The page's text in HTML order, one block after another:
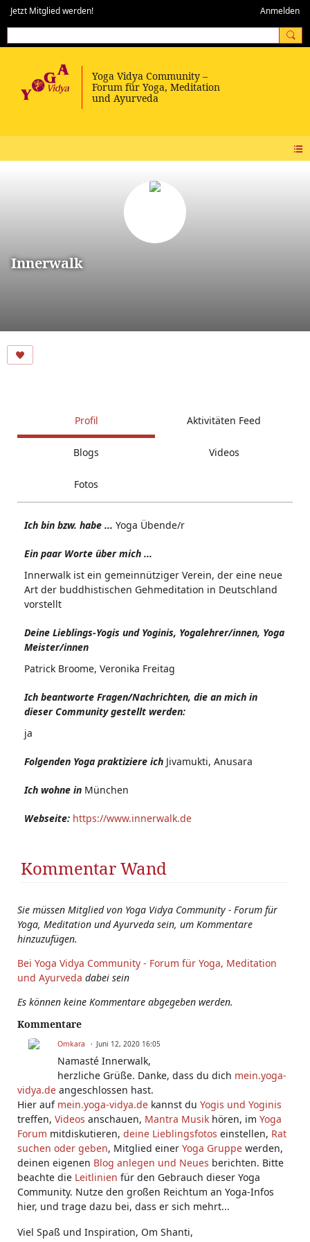
Jetzt Mitglied werden! Anmelden
Innerwalk
Profil Aktivitäten Feed
Blogs Videos
Fotos
Ich bin bzw. habe ... Yoga Übende/r
Ein paar Worte über mich ...
Innerwalk ist ein gemeinnütziger Verein, der eine neue
Art der buddhistischen Gehmeditation in Deutschland
vorstellt
Deine Lieblings-Yogis und Yoginis, Yogalehrer/innen, Yoga
Meister/innen
Patrick Broome, Veronika Freitag
Ich beantworte Fragen/Nachrichten, die an mich in
dieser Community gestellt werden:
ja
Folgenden Yoga praktiziere ich Jivamukti, Anusara
Ich wohne in München
Webseite: https://www.innerwalk.de
Kommentar Wand
Sie müssen Mitglied von Yoga Vidya Community - Forum für
Yoga, Meditation und Ayurveda sein, um Kommentare
hinzuzufügen.
Bei Yoga Vidya Community - Forum für Yoga, Meditation
und Ayurveda dabei sein
Es können keine Kommentare abgegeben werden.
Kommentare
Omkara Juni 12, 2020 16:05
Namasté Innerwalk,
herzliche Grüße. Danke, dass du dich mein.yoga-
vidya.de angeschlossen hast.
Hier auf mein.yoga-vidya.de kannst du Yogis und Yoginis
treffen, Videos anschauen, Mantra Musik hören, im Yoga
Forum mitdiskutieren, deine Lieblingsfotos einstellen, Rat
suchen oder geben, Mitglied einer Yoga Gruppe werden,
deinen eigenen Blog anlegen und Neues berichten. Bitte
beachte die Leitlinien für den Gebrauch dieser Yoga
Community. Nutze den großen Reichtum an Yoga-Infos
hier, und trage dazu bei, dass er sich mehrt...
Viel Spaß und Inspiration, Om Shanti,